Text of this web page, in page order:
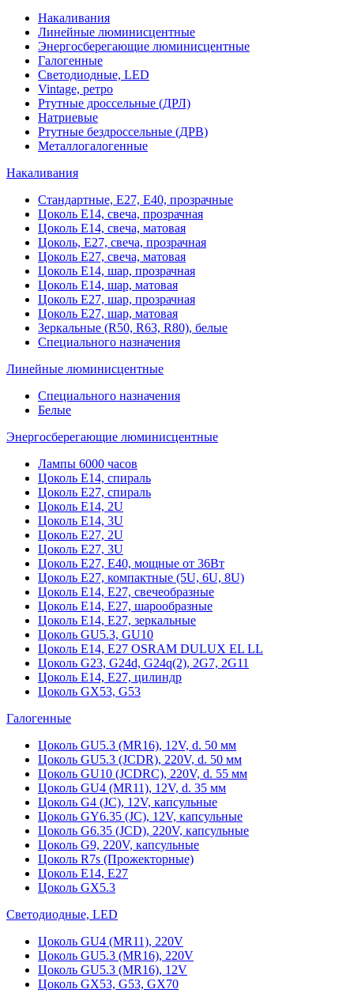
Накаливания
Линейные люминисцентные
Энергосберегающие люминисцентные
Галогенные
Светодиодные, LED
Vintage, ретро
Ртутные дроссельные (ДРЛ)
Натриевые
Ртутные бездроссельные (ДРВ)
Металлогалогенные
Накаливания
Стандартные, Е27, Е40, прозрачные
Цоколь Е14, свеча, прозрачная
Цоколь Е14, свеча, матовая
Цоколь, Е27, свеча, прозрачная
Цоколь Е27, свеча, матовая
Цоколь Е14, шар, прозрачная
Цоколь Е14, шар, матовая
Цоколь Е27, шар, прозрачная
Цоколь Е27, шар, матовая
Зеркальные (R50, R63, R80), белые
Специального назначения
Линейные люминисцентные
Специального назначения
Белые
Энергосберегающие люминисцентные
Лампы 6000 часов
Цоколь Е14, спираль
Цоколь Е27, спираль
Цоколь Е14, 2U
Цоколь Е14, 3U
Цоколь Е27, 2U
Цоколь Е27, 3U
Цоколь Е27, Е40, мощные от 36Вт
Цоколь Е27, компактные (5U, 6U, 8U)
Цоколь Е14, Е27, свечеобразные
Цоколь Е14, Е27, шарообразные
Цоколь Е14, Е27, зеркальные
Цоколь GU5.3, GU10
Цоколь Е14, Е27 OSRAM DULUX EL LL
Цоколь G23, G24d, G24q(2), 2G7, 2G11
Цоколь Е14, Е27, цилиндр
Цоколь GX53, G53
Галогенные
Цоколь GU5.3 (MR16), 12V, d. 50 мм
Цоколь GU5.3 (JCDR), 220V, d. 50 мм
Цоколь GU10 (JCDRC), 220V, d. 55 мм
Цоколь GU4 (MR11), 12V, d. 35 мм
Цоколь G4 (JC), 12V, капсульные
Цоколь GY6.35 (JC), 12V, капсульные
Цоколь G6.35 (JCD), 220V, капсульные
Цоколь G9, 220V, капсульные
Цоколь R7s (Прожекторные)
Цоколь E14, E27
Цоколь GX5.3
Светодиодные, LED
Цоколь GU4 (MR11), 220V
Цоколь GU5.3 (MR16), 220V
Цоколь GU5.3 (MR16), 12V
Цоколь GX53, G53, GX70